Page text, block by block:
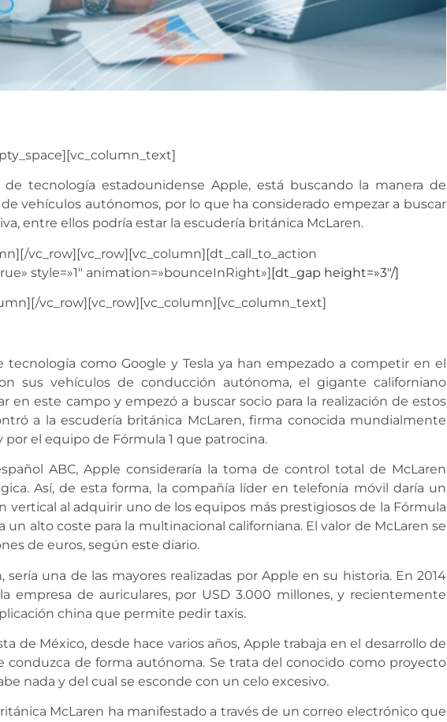
tecnología estadounidense Apple, está buscando la manera de
vehículos autónomos, por lo que ha considerado empezar a buscar
entre ellos podría estar la escudería británica McLaren.
vc_row][vc_row][vc_column][dt_call_to_action
style=»1″ animation=»bounceInRight»][dt_gap height=»3″/]
vc_row][vc_row][vc_column][vc_column_text]
tecnología como Google y Tesla ya han empezado a competir en el
sus vehículos de conducción autónoma, el gigante californiano
en este campo y empezó a buscar socio para la realización de estos
a la escudería británica McLaren, firma conocida mundialmente
por el equipo de Fórmula 1 que patrocina.
ABC, Apple consideraría la toma de control total de McLaren
Así, de esta forma, la compañía líder en telefonía móvil daría un
vertical al adquirir uno de los equipos más prestigiosos de la Fórmula
un alto coste para la multinacional californiana. El valor de McLaren se
de euros, según este diario.
sería una de las mayores realizadas por Apple en su historia. En 2014
empresa de auriculares, por USD 3.000 millones, y recientemente
china que permite pedir taxis.
de México, desde hace varios años, Apple trabaja en el desarrollo de
conduzca de forma autónoma. Se trata del conocido como proyecto
nada y del cual se esconde con un celo excesivo.
McLaren ha manifestado a través de un correo electrónico que